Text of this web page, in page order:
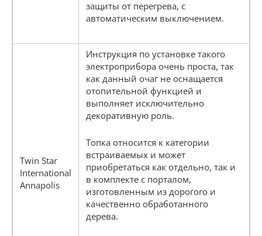
защиты от перегрева, с
автоматическим выключением.
Twin Star
International
Annapolis
Инструкция по установке такого
электроприбора очень проста, так
как данный очаг не оснащается
отопительной функцией и
выполняет исключительно
декоративную роль.
Топка относится к категории
встраиваемых и может
приобретаться как отдельно, так и
в комплекте с порталом,
изготовленным из дорогого и
качественно обработанного
дерева.